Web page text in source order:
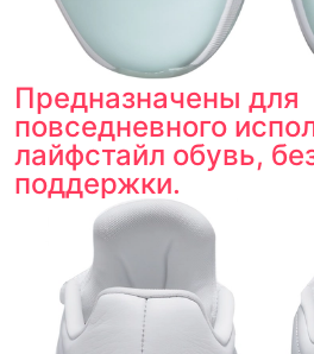
Предназначены для
повседневного
лайфстайл обувь,
поддержки.